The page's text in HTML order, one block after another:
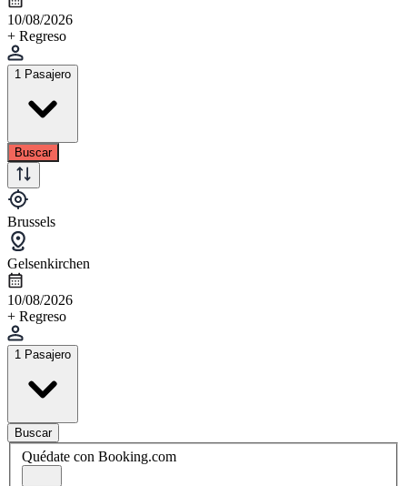
10/08/2026
+ Regreso
1 Pasajero
Buscar
Brussels
Gelsenkirchen
10/08/2026
+ Regreso
1 Pasajero
Buscar
Quédate con Booking.com